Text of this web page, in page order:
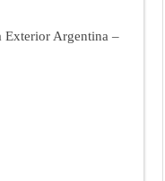
Exterior Argentina –